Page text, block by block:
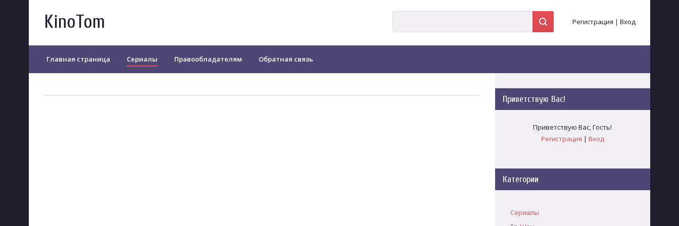
KinoTom Регистрация | Вход
Главная страница Сериалы Правообладателям Обратная связь
Приветствую Вас!
Приветствую Вас,Гость!
Регистрация | Вход
Категории
Сериалы